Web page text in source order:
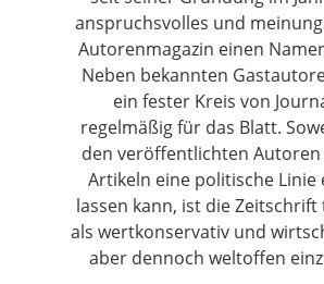
anspruchsvolles und
Autorenmagazin einen
Neben bekannten
ein fester Kreis von
regelmäßig für das Blatt.
den veröffentlichten
Artikeln eine politische Linie
lassen kann, ist die Zeitschrift
als wertkonservativ und
aber dennoch weltoffen